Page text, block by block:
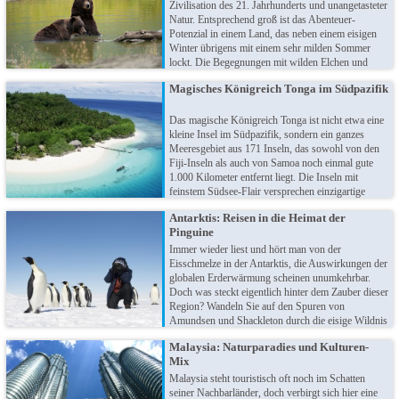
Zivilisation des 21. Jahrhunderts und unangetasteter
Natur. Entsprechend groß ist das Abenteuer-
Potenzial in einem Land, das neben einem eisigen
Winter übrigens mit einem sehr milden Sommer
lockt. Die Begegnungen mit wilden Elchen und
Wale lassen Urlauberherzen höher schlagen und
Magisches Königreich Tonga im Südpazifik
Das magische Königreich Tonga ist nicht etwa eine
kleine Insel im Südpazifik, sondern ein ganzes
Meeresgebiet aus 171 Inseln, das sowohl von den
Fiji-Inseln als auch von Samoa noch einmal gute
1.000 Kilometer entfernt liegt. Die Inseln mit
feinstem Südsee-Flair versprechen einzigartige
der polynesischen Kultur und Gelassenheit.
Antarktis: Reisen in die Heimat der
Pinguine
Immer wieder liest und hört man von der
Eisschmelze in der Antarktis, die Auswirkungen der
globalen Erderwärmung scheinen unumkehrbar.
Doch was steckt eigentlich hinter dem Zauber dieser
Region? Wandeln Sie auf den Spuren von
Amundsen und Shackleton durch die eisige Wildnis
Entdeckungen. Von gigantischen Gletschern bis hin
zu den kleinen Überraschungen im ewigen Eis!
Malaysia: Naturparadies und Kulturen-
Mix
Malaysia steht touristisch oft noch im Schatten
seiner Nachbarländer, doch verbirgt sich hier eine